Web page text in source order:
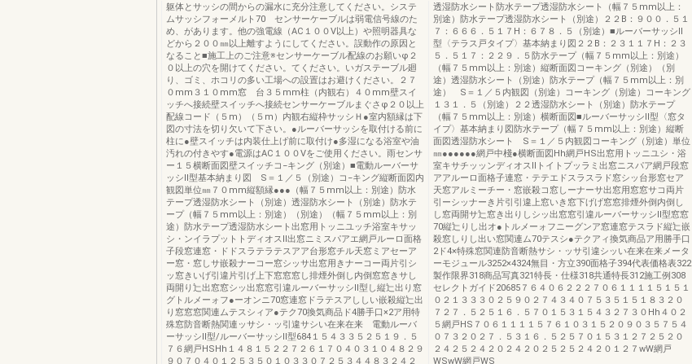
躯体とサッシの間からの漏水に充分注意してください。システ
ムサッシフォーメルト70 センサーケーブルは弱電信号線のた
め、があります。他の強電線（AC１００V以上）や照明器具な
どから２００㎜以上離すようにしてください。誤動作の原因と
なること■施工上のご注意※センサーケーブル配線のお願いφ２
０以上の穴を開けてください。てください。いガステーブル廻
り、ゴミ、ホコリの多い工場への設置はお避けください。２７
０mm３１０mm窓 台３５mm柱（内観右）４０mm壁スイ
ッチへ接続壁スイッチへ接続センサーケーブルまぐさφ２０以上
配線コード（５m）（５m）内観右縦枠サッシＨ●室内額縁は下
図の寸法を切り欠いて下さい。●ルーバーサッシを取付ける前に
柱に●壁スイッチは内装仕上げ前に取付け●多湿になる浴室や油
汚れの付きやす●電源はAC１００Vをご使用ください。雨センサ
ー１５横断面図壁スイッチコ−キング（別途）■電動ルーバーサ
ッシⅡ型基本納まり図 S＝１／５（別途）コ−キング縦断面図内
観図単位㎜７０mm縦額縁●●●（幅７５mm以上：別途）防水
テープ透湿防水シート（別途）透湿防水シート（別途）防水テ
ープ（幅７５mm以上：別途）（別途）（幅７５mm以上：別
途）防水テープ透湿防水シート出窓用トッニユッチ浴室キサッ
シ・ンイラプットトディオスⅡ出窓ニミスパアエ網戸ルーロ面格
子段窓連窓・ドドスラテラテスアア台形窓チル天窓ミアセーア
ー窓・窓しサ嵌殺ナーコー窓シッサ出窓用きナーコー両片引シ
ッ窓きいげ引違片引げ上下窓窓窓し排煙外倒し内倒窓窓きサし
両開り辷出窓窓シッ出窓窓引違ルーバーサッシⅡ型し縦辷出り窓
グトルメーォフ●ーオンニ70窓連窓ドラテスアししい嵌殺縦辷出
り窓窓窓関連ムテスシィア●テク70換気商品ド4勝手口×2ア用特
殊窓防音断熱関連ッサシ・ッ引違サシい在来在来 電動ルーバ
ーサッシⅡ型/ルーバーサッシⅡ型684１５４３３５２５１９．５
７６網戸HSHh１４８１５２２７２６１７０４０３１０４８２９
９０７０４０１２５３５０１０３３０７２５３４４８３２４２
透湿防水シート防水テープ透湿防水シート（幅７５mm以上：
別途）防水テープ透湿防水シート（別途）２２B：９００．５１
７：６６６．５１７H：６７８．５（別途）■ルーバーサッシⅡ
型〈テラス戸タイプ〉基本納まり図２２B：２３１１７H：２３
５．５１７：２２９．５防水テープ（幅７５mm以上：別途）
（幅７５mm以上：別途）縦断面図コーキング（別途）（別
途）透湿防水シート（別途）防水テープ（幅７５mm以上：別
途） S＝１／５内観図（別途）コーキング（別途）コーキング
１３１．５（別途）２２透湿防水シート（別途）防水テープ
（幅７５mm以上：別途）横断面図■ルーバーサッシⅡ型〈窓タ
イプ〉基本納まり図防水テープ（幅７５mm以上：別途）縦断
面図透湿防水シート S＝１／５内観図コーキング（別途）単位
㎜●●●●●●網戸中棧●横断面図Hh網戸HS出窓用トッニユシ・浴
室キサチッッンディオスⅡトイトプッラミ出窓ニスパア網戸段窓
アアルーロ面格子連窓・テテエドスラスラド窓シッ台形窓セア
天窓アルミーチー・窓嵌殺コ窓しーナーサ出窓用窓窓サコ両片
引ーシッナーき片引引違上窓いき窓下げげ窓窓排煙外倒内倒し
し窓両開サ辷窓き出りしシッ出窓窓引違ルーバーサッシⅡ型窓窓
70縦辷りし出オ●トルメーォフニーグンア窓連窓テスラド縦辷嵌
殺窓しりし出い窓関連ム70テスシ●テクアィ換気商品ア用勝手口
2ド4×特殊窓関連防音断熱サシ・ッサ引違シッい在来在来メータ
ーモジュール3252×4324無目・方立390面格子394代表価格表322
製作限界318商品写真321特長・仕様318共通特長312施工例308
セレクトガイド20685７６４０６２２２７０６１１１１５１５１
０２１３３３０２５９０２７４３４０７５３５１５１８３２０
７２７．５２５１６．５７０１５３１５４３２７３０Hh４０２
５網戸HS７０６１１１１５７６１０３１５２０９０３５７５４
０７３２０２７．５３１６．５２５７０１５３１２７２５２０
２４２５２４２０２４２０２５２５２４２０１２７wW網戸
WSwW網戸WS